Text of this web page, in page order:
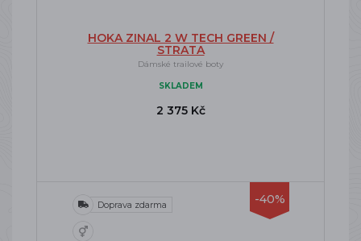
HOKA ZINAL 2 W TECH GREEN /
STRATA
Dámské trailové boty
SKLADEM
2 375 Kč
-40%
Doprava zdarma